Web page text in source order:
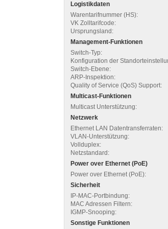
Logistikdaten
Warentarifnummer (HS):
VK Zolltarifcode:
Ursprungsland:
Management-Funktionen
Switch-Typ:
Konfiguration der
Switch-Ebene:
ARP-Inspektion:
Quality of Service (QoS) Support:
Multicast-Funktionen
Multicast Unterstützung:
Netzwerk
Ethernet LAN Datentransferraten:
VLAN-Unterstützung:
Vollduplex:
Netzstandard:
Power over Ethernet (PoE)
Power over Ethernet (PoE):
Sicherheit
IP-MAC-Portbindung:
MAC Adressen Filtern:
IGMP-Snooping:
Sonstige Funktionen